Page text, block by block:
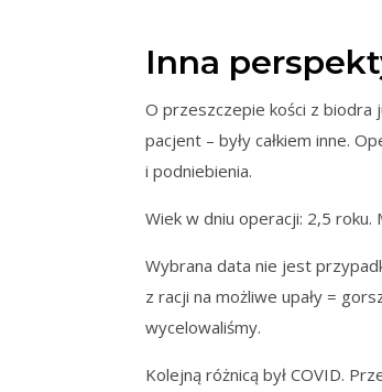
Inna
O przeszczepie kości z biodra
pacjent – były całkiem inne.
i podniebienia.
Wiek w dniu operacji: 2,5 roku.
Wybrana data nie jest
z racji na możliwe upały =
wycelowaliśmy.
Kolejną różnicą był COVID.